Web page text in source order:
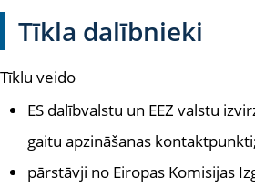
Tīkla dalībnieki
Tīklu veido
ES dalībvalstu un EEZ valstu
gaitu apzināšanas
pārstāvji no Eiropas Komisijas